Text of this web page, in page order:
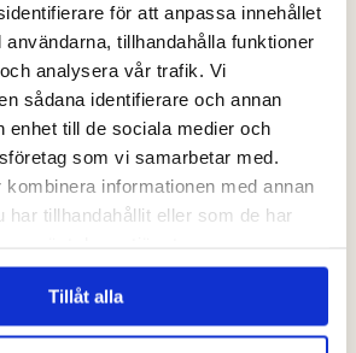
för att anpassa innehållet
tillhandahålla funktioner
analysera vår trafik. Vi
sådana identifierare och annan
enhet till de sociala medier och
som vi samarbetar med.
informationen med annan
har tillhandahållit eller som de har
Tillåt alla